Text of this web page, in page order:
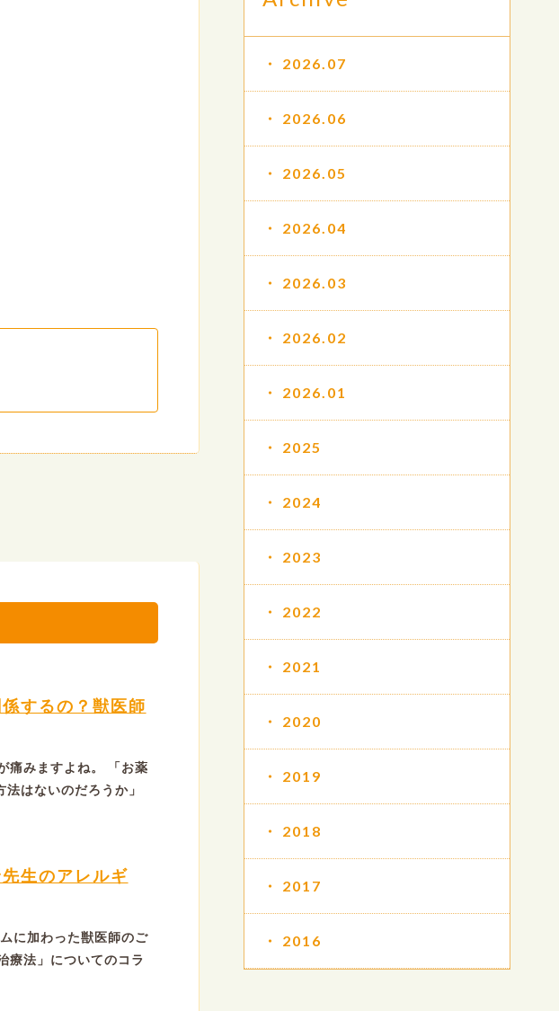
するの？獣医師
痛みますよね。 「お薬
はないのだろうか」
生のアレルギ
に加わった獣医師のご
療法」についてのコラ
2026.07
2026.06
2026.05
2026.04
2026.03
2026.02
2026.01
2025
2024
2023
2022
2021
2020
2019
2018
2017
2016